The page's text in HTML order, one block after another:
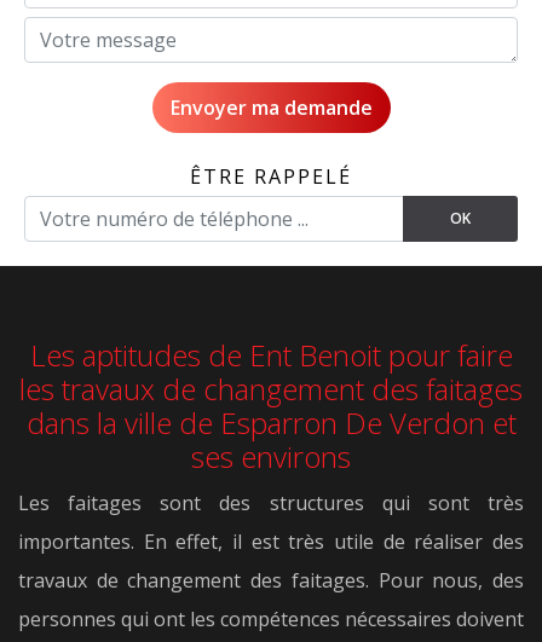
ÊTRE RAPPELÉ
Les aptitudes de Ent Benoit pour faire
les travaux de changement des faitages
dans la ville de Esparron De Verdon et
ses environs
Les faitages sont des structures qui sont très
importantes. En effet, il est très utile de réaliser des
travaux de changement des faitages. Pour nous, des
personnes qui ont les compétences nécessaires doivent